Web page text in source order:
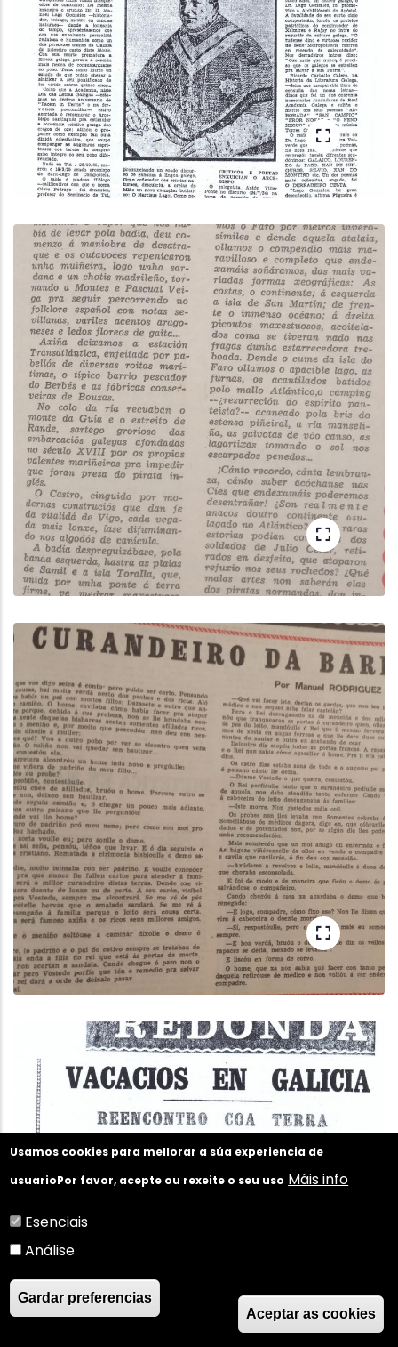
Usamos cookies para mellorar a súa experiencia de
usuarioPor favor, acepte ou rexeite o seu uso Máis info
Esenciais
Análise
Gardar preferencias
Aceptar as cookies